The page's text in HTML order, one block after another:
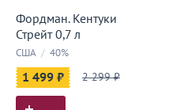
Фордман. Кентуки
Стрейт 0,7 л
США / 40%
1 499 ₽ 2 299 ₽